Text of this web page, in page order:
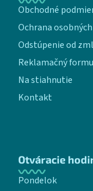
Obchodné
Ochrana
Odstúpenie od
Reklamačný
Na stiahnutie
Kontakt
Otváracie
Pondelok